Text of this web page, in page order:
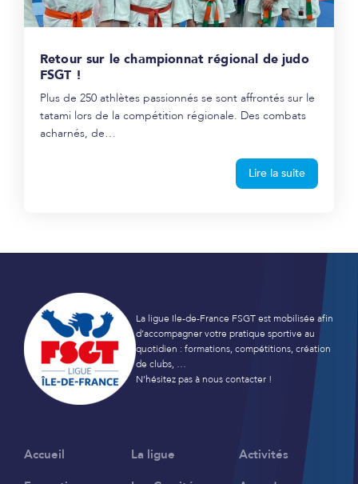
Retour sur le championnat régional de judo
FSGT !
Plus de 250 athlètes passionnés se sont affrontés sur le
tatami lors de la compétition régionale. Des combats
acharnés, de…
Lire la suite
La ligue Ile-de-France FSGT est mobilisée afin
d’accompagner votre pratique sportive au
quotidien : formations, compétitions, création
de clubs, …
N’hésitez pas à nous contacter !
Accueil La ligue
Activités